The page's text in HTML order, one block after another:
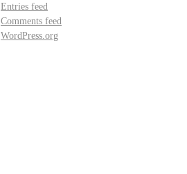
Entries feed
Comments feed
WordPress.org